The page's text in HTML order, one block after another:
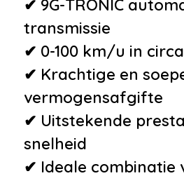
•Lederen
•Luxe lederen
•Sfeerverlichting
•Sportstuur
•Voorstoelen
•Zwarte
•12Volt aansluiting
✔ 9G-TRONIC
transmissie
✔ 0-100 km/u in
✔ Krachtige en
vermogensafgifte
✔ Uitstekende
snelheid
✔ Ideale combinatie